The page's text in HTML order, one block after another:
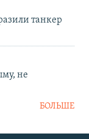
танкер
не
БОЛЬШЕ